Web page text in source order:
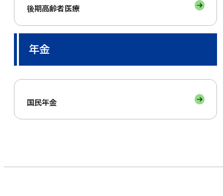
後期高齢者医療
年金
国民年金